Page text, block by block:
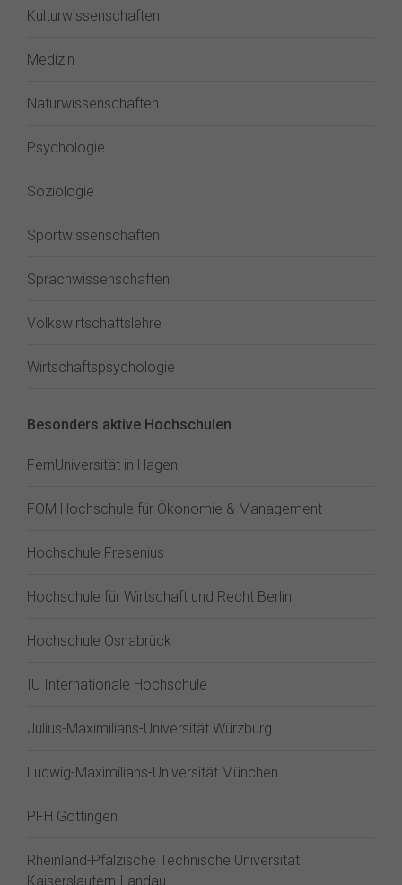
Kulturwissenschaften
Medizin
Naturwissenschaften
Psychologie
Soziologie
Sportwissenschaften
Sprachwissenschaften
Volkswirtschaftslehre
Wirtschaftspsychologie
Besonders aktive Hochschulen
FernUniversität in Hagen
FOM Hochschule für Ökonomie & Management
Hochschule Fresenius
Hochschule für Wirtschaft und Recht Berlin
Hochschule Osnabrück
IU Internationale Hochschule
Julius-Maximilians-Universität Würzburg
Ludwig-Maximilians-Universität München
PFH Göttingen
Rheinland-Pfälzische Technische Universität
Kaiserslautern-Landau